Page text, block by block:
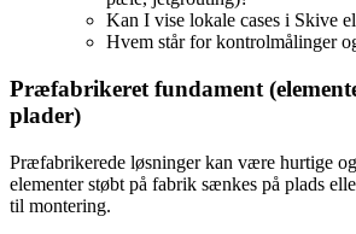
Kan I vise lokale cases i Skive
Hvem står for kontrolmålinger
Præfabrikeret fundament
plader)
Præfabrikerede løsninger kan være hurtige
elementer støbt på fabrik sænkes på plads
til montering.